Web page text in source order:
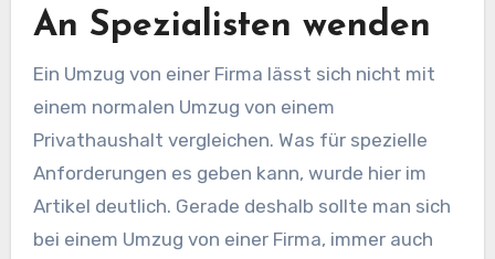
An Spezialisten wenden
Ein Umzug von einer Firma lässt sich nicht mit
einem normalen Umzug von einem
Privathaushalt vergleichen. Was für spezielle
Anforderungen es geben kann, wurde hier im
Artikel deutlich. Gerade deshalb sollte man sich
bei einem Umzug von einer Firma, immer auch